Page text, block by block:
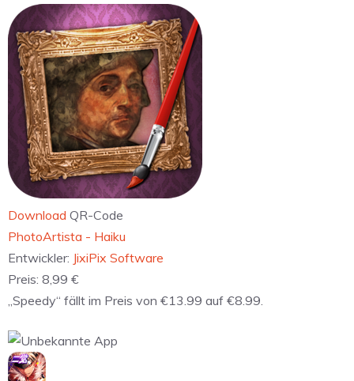
Download QR-Code
PhotoArtista - Haiku
Entwickler: JixiPix Software
Preis: 8,99 €
„Speedy“ fällt im Preis von €13.99 auf €8.99.